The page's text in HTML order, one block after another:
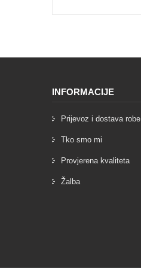
INFORMACIJE
Prijevoz i dostava robe
Tko smo mi
Provjerena kvaliteta
Žalba